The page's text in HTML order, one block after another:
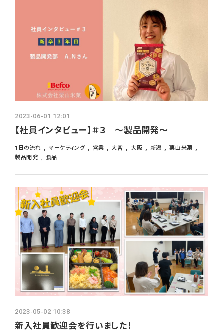
2023-06-01 12:01
【社員インタビュー】＃３ ～製品開発～
1日の流れ マーケティング 営業 大宮 大阪 新潟
栗山米菓
製品開発
食品
2023-05-02 10:38
新入社員歓迎会を行いました！